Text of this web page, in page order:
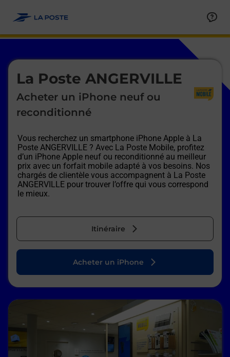
La Poste ANGERVILLE
Acheter un iPhone neuf ou
reconditionné
Vous recherchez un smartphone iPhone Apple à La
Poste ANGERVILLE ? Avec La Poste Mobile, profitez
d’un iPhone Apple neuf ou reconditionné au meilleur
prix avec un forfait mobile adapté à vos besoins. Nos
chargés de clientèle vous accompagnent à La Poste
ANGERVILLE pour trouver l’offre qui vous correspond
le mieux.
Itinéraire
Le lien s'ouvre dans un nouvel onglet
Acheter un iPhone